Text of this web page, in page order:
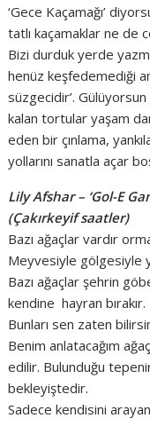
‘Gece Kaçamağı’
tatlı kaçamaklar ne de
Bizi durduk yerde
henüz keşfedemediği
süzgecidir’.
kalan tortular yaşam
eden bir çınlama,
yollarını sanatla açar
Lily Afshar – ‘Gol-E
(Çakırkeyif saatler)
Bazı ağaçlar vardır
Meyvesiyle gölgesiyle
Bazı ağaçlar şehrin
kendine hayran bırakır.
Bunları sen zaten
Benim anlatacağım
edilir. Bulunduğu
bekleyiştedir.
Sadece kendisini